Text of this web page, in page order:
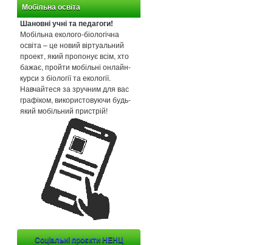
Мобільна освіта
Шановні учні та педагоги!
Мобільна еколого-біологічна
освіта – це новий віртуальний
проект, який пропонує всім, хто
бажає, пройти мобільні онлайн-
курси з біології та екології.
Навчайтеся за зручним для вас
графіком, використовуючи будь-
який мобільний пристрій!
Соціальні проєкти НЕНЦ